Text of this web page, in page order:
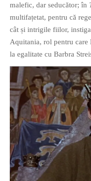
If you like movies,
mind games, then this
book for you. Take the
challenge of creating
famous movies by using
very letters of their
RASFOIESTE
PAGINI
malefic, dar seducător; în
multifațetat, pentru că
cât și intrigile fiilor,
Aquitania, rol pentru care
la egalitate cu Barbra